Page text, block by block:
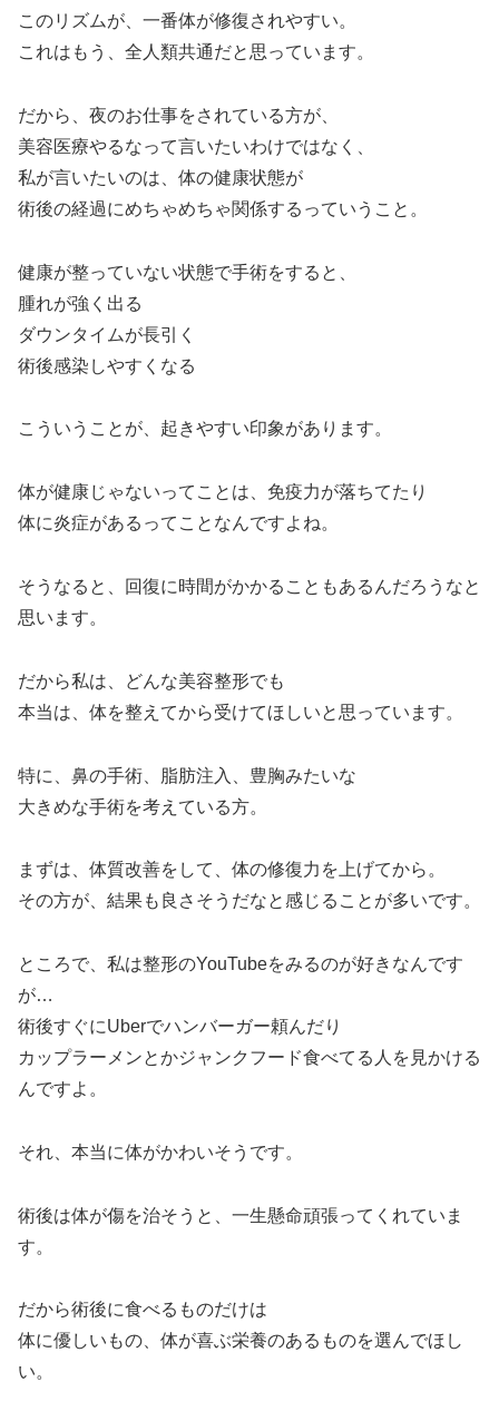
このリズムが、一番体が修復されやすい。
これはもう、全人類共通だと思っています。
だから、夜のお仕事をされている方が、
美容医療やるなって言いたいわけではなく、
私が言いたいのは、体の健康状態が
術後の経過にめちゃめちゃ関係するっていうこと。
健康が整っていない状態で手術をすると、
腫れが強く出る
ダウンタイムが長引く
術後感染しやすくなる
こういうことが、起きやすい印象があります。
体が健康じゃないってことは、免疫力が落ちてたり
体に炎症があるってことなんですよね。
そうなると、回復に時間がかかることもあるんだろうなと
思います。
だから私は、どんな美容整形でも
本当は、体を整えてから受けてほしいと思っています。
特に、鼻の手術、脂肪注入、豊胸みたいな
大きめな手術を考えている方。
まずは、体質改善をして、体の修復力を上げてから。
その方が、結果も良さそうだなと感じることが多いです。
ところで、私は整形のYouTubeをみるのが好きなんです
が…
術後すぐにUberでハンバーガー頼んだり
カップラーメンとかジャンクフード食べてる人を見かける
んですよ。
それ、本当に体がかわいそうです。
術後は体が傷を治そうと、一生懸命頑張ってくれていま
す。
だから術後に食べるものだけは
体に優しいもの、体が喜ぶ栄養のあるものを選んでほし
い。